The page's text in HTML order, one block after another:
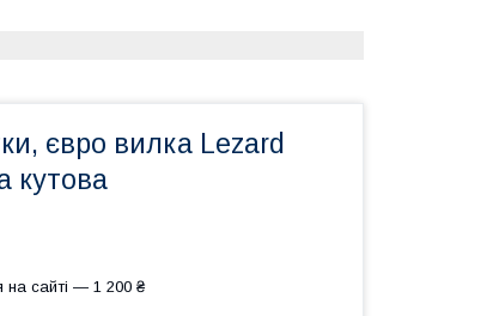
євро вилка Lezard
кутова
на сайті — 1 200 ₴